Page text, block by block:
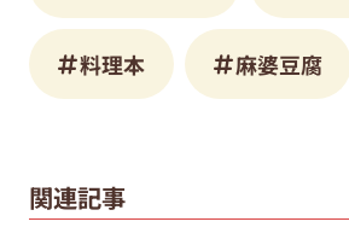
料理本 麻婆豆腐
関連記事